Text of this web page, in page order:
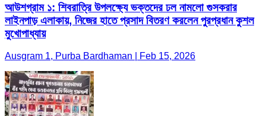
আউশগ্রাম ১: শিবরাত্রি উপলক্ষ্যে ভক্তদের ঢল নামলো গুসকরার
লাইনপাড় এলাকায়, নিজের হাতে প্রসাদ বিতরণ করলেন পুরপ্রধান কুশল
মুখোপাধ্যায়
Ausgram 1, Purba Bardhaman | Feb 15, 2026